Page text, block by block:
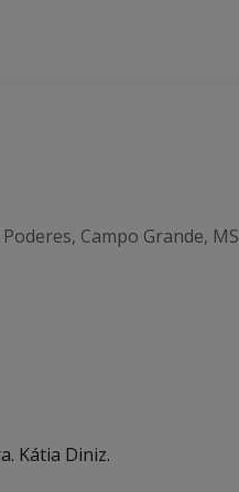
Campo Grande, MS
Kátia Diniz.